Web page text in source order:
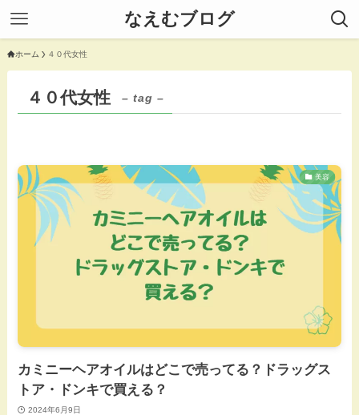
なえむブログ
ホーム ４０代女性
４０代女性 – tag –
美容
カミニーヘアオイルはどこで売ってる？ドラッグス
トア・ドンキで買える？
2024年6月9日